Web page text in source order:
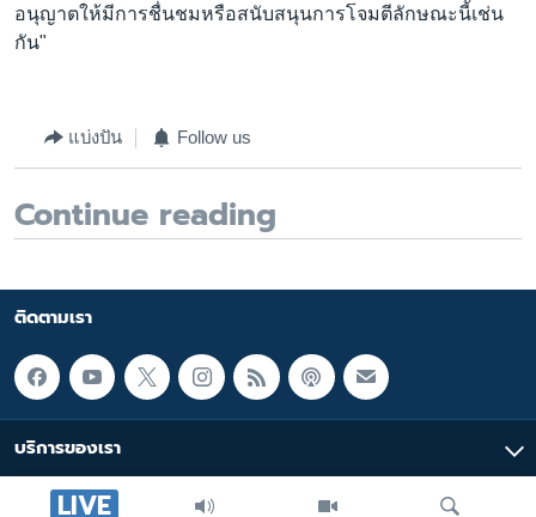
LIVE
อนุญาตให้มีการชื่นชมหรือสนับสนุนการโจมตีลักษณะนี้เช่น
กัน"
แบ่งปัน Follow us
Continue reading
ติดตามเรา
บริการของเรา
มัลติมีเดีย